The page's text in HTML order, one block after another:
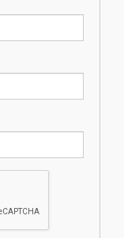
semestre
Médio